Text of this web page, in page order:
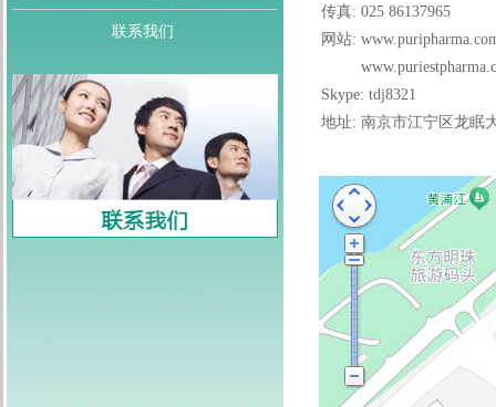
联系我们
传真: 025 86137965
网站:
Skype:
地址: 南京市江宁区龙眠